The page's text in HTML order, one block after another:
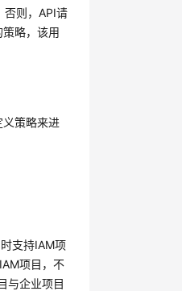
否则，API请
略，该用
策略来进
支持IAM项
项目，不
与企业项目